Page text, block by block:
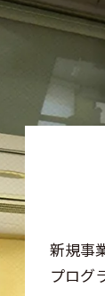
新規事
プログ